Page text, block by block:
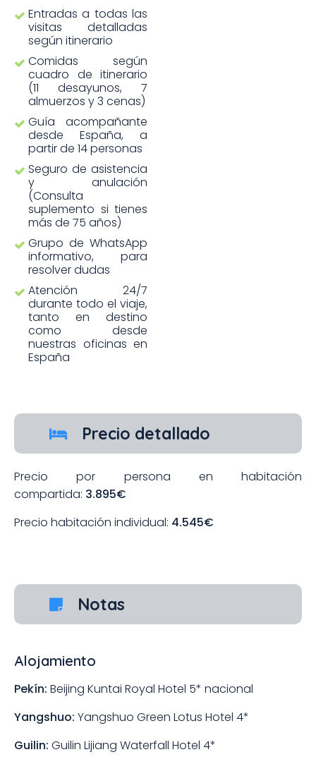
Entradas a todas las
visitas detalladas
según itinerario
Comidas según
cuadro de itinerario
(11 desayunos, 7
almuerzos y 3 cenas)
Guía acompañante
desde España, a
partir de 14 personas
Seguro de asistencia
y anulación
(Consulta
suplemento si tienes
más de 75 años)
Grupo de WhatsApp
informativo, para
resolver dudas
Atención 24/7
durante todo el viaje,
tanto en destino
como desde
nuestras oficinas en
España
Precio detallado
Precio por persona en habitación
compartida: 3.895€
Precio habitación individual: 4.545€
Notas
Alojamiento
Pekín: Beijing Kuntai Royal Hotel 5* nacional
Yangshuo: Yangshuo Green Lotus Hotel 4*
Guilin: Guilin Lijiang Waterfall Hotel 4*